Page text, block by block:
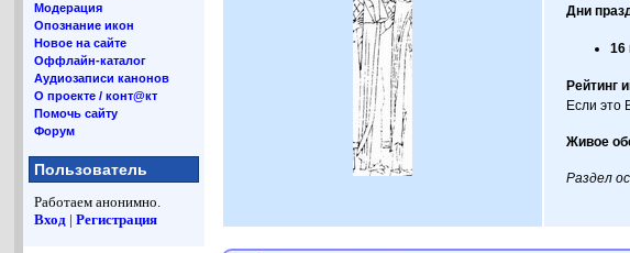
Модерация
Опознание икон
Новое на сайте
Оффлайн-каталог
Аудиозаписи канонов
О проекте / конт@кт
Помочь сайту
Форум
Пользователь
Работаем анонимно.
Вход |Регистрация
Дни
16
Рейтинг
Если
Живое
Раздел